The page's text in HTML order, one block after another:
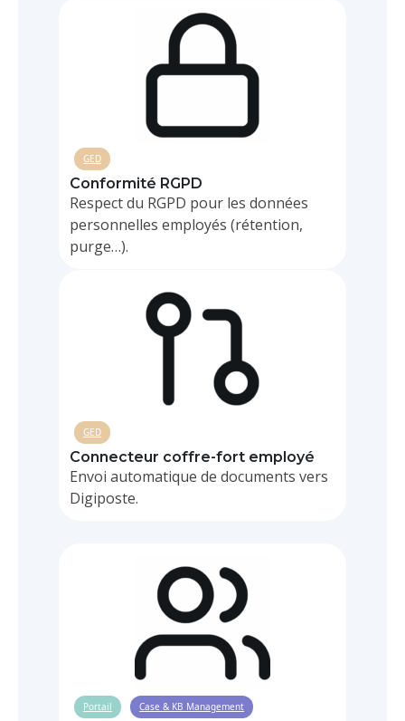
GED
Conformité RGPD
Respect du RGPD pour les données
personnelles employés (rétention,
purge…).
GED
Connecteur coffre-fort employé
Envoi automatique de documents vers
Digiposte.
Portail Case & KB Management